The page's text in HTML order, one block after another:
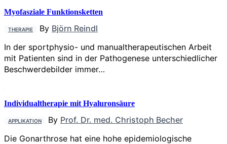
Myofasziale Funktionsketten
THERAPIE By Björn Reindl
In der sportphysio- und manualtherapeu­tischen Arbeit
mit Patienten sind in der Pathogenese unterschiedlicher
Beschwerde­bilder immer…
Individualtherapie mit Hyaluronsäure
APPLIKATION By Prof. Dr. med. Christoph Becher
Die Gonarthrose hat eine hohe epidemiologische